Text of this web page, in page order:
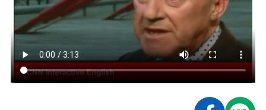
英文檢定
TOEIC 多益課程
IELTS 雅思課程
能力養成
自然發音
特色課程
英文部落格
多益秒學堂
影音學英文
師資團隊
學習分享
學員故事
校園贊助